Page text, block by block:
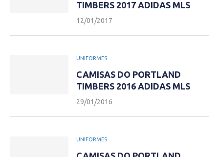
TIMBERS 2017 ADIDAS MLS
12/01/2017
UNIFORMES
CAMISAS DO PORTLAND
TIMBERS 2016 ADIDAS MLS
29/01/2016
UNIFORMES